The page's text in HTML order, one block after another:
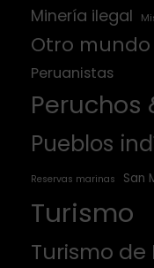
Minería ilegal
Otro
Peruanistas
Peruchos
Pueblos
Reservas marinas San
Turismo
Turismo